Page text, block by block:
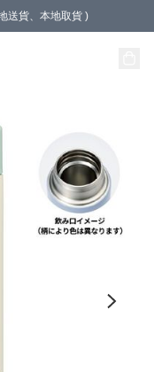
送貨、本地取貨 )